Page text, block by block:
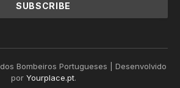
Bombeiros Portugueses | Desenvolvido
por Yourplace.pt.